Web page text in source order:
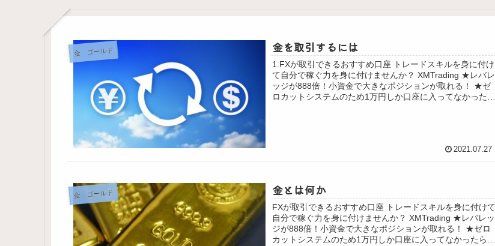
金 ゴールド 金を取引するには
1.FXが取引できるおすすめ口座 トレードスキルを身に付け
て自分で稼ぐ力を身に付けませんか？ XMTrading ★レバレ
ッジが888倍！小資金で大きなポジションが取れる！ ★ゼ
ロカットシステムのため1万円しか口座に入ってなかったら
2021.07.27
金 ゴールド 金とは何か
FXが取引できるおすすめ口座 トレードスキルを身に付けて
自分で稼ぐ力を身に付けませんか？ XMTrading ★レバレッ
ジが888倍！小資金で大きなポジションが取れる！ ★ゼロ
カットシステムのため1万円しか口座に入ってなかったら1